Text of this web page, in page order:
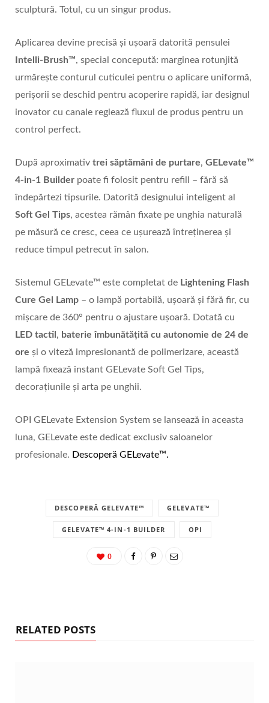
sculptură. Totul, cu un singur produs.
Aplicarea devine precisă și ușoară datorită pensulei
Intelli-Brush™, special concepută: marginea rotunjită
urmărește conturul cuticulei pentru o aplicare uniformă,
perișorii se deschid pentru acoperire rapidă, iar designul
inovator cu canale reglează fluxul de produs pentru un
control perfect.
După aproximativ trei săptămâni de purtare, GELevate™
4-in-1 Builder poate fi folosit pentru refill – fără să
îndepărtezi tipsurile. Datorită designului inteligent al
Soft Gel Tips, acestea rămân fixate pe unghia naturală
pe măsură ce cresc, ceea ce ușurează întreținerea și
reduce timpul petrecut în salon.
Sistemul GELevate™ este completat de Lightening Flash
Cure Gel Lamp – o lampă portabilă, ușoară și fără fir, cu
mișcare de 360° pentru o ajustare ușoară. Dotată cu
LED tactil , baterie îmbunătățită cu autonomie de 24 de
ore și o viteză impresionantă de polimerizare, această
lampă fixează instant GELevate Soft Gel Tips,
decorațiunile și arta pe unghii.
OPI GELevate Extension System se lansează in aceasta
luna, GELevate este dedicat exclusiv saloanelor
profesionale. Descoperă GELevate™.
DESCOPERĂ GELEVATE™ GELEVATE™
GELEVATE™ 4-IN-1 BUILDER OPI
0
RELATED POSTS